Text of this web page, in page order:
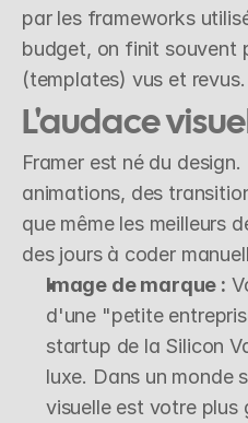
par les frameworks
budget, on finit souvent
(templates) vus et revus.
L'audace
Framer est né du
animations, des
que même les meilleurs
des jours à coder
Image de marque :
d'une "petite
startup de la Silicon
luxe. Dans un monde
visuelle est votre plus